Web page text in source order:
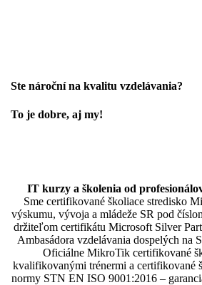
Ste nároční na kvalitu vzdelávania?
To je dobre, aj my!
IT kurzy a školenia od
Sme certifikované školiace stredisko
výskumu, vývoja a mládeže SR pod
držiteľom certifikátu Microsoft Silver
Ambasádora vzdelávania dospelých na
Oficiálne MikroTik certifikované
kvalifikovanými trénermi ​​​​​​​​​​a certifikované
normy STN EN ISO 9001:2016 –